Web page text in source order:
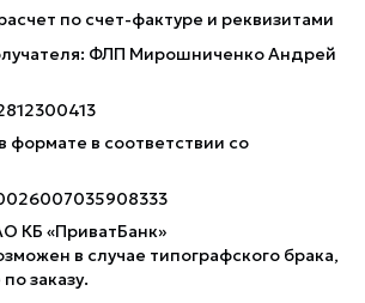
по счет-фактуре и реквизитами
ФЛП Мирошниченко Андрей
формате в соответствии со
КБ «ПриватБанк»
в случае типографского брака,
заказу.